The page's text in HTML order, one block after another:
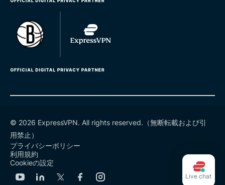
© 2026 ExpressVPN. All rights reserved.（無断転載および引
用禁止）
プライバシーポリシー
利用規約
Cookieの設定
Live chat